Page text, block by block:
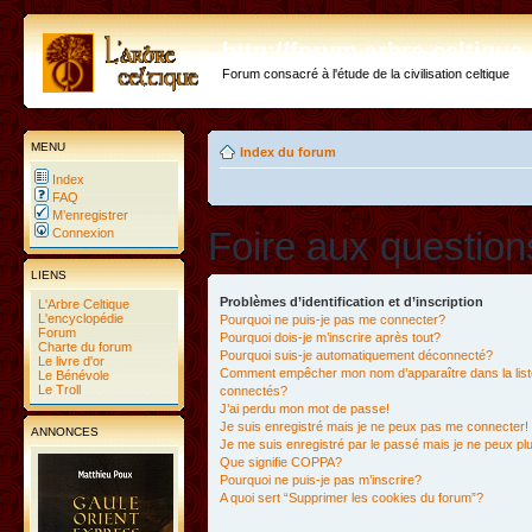
http://forum.arbre-
Forum consacré à l'étude de la civilisation celtique
MENU
Index
FAQ
M’enregistrer
Connexion
LIENS
L'Arbre Celtique
L'encyclopédie
Forum
Charte du forum
Le livre d'or
Le Bénévole
Le Troll
ANNONCES
Index du forum
Foire aux
Problèmes d’identification et d’inscription
Pourquoi ne puis-je pas me connecter?
Pourquoi dois-je m’inscrire après tout?
Pourquoi suis-je automatiquement déconnecté?
Comment empêcher mon nom d’apparaître dans la
connectés?
J’ai perdu mon mot de passe!
Je suis enregistré mais je ne peux pas me connecter!
Je me suis enregistré par le passé mais je ne peux
Que signifie COPPA?
Pourquoi ne puis-je pas m’inscrire?
A quoi sert “Supprimer les cookies du forum”?